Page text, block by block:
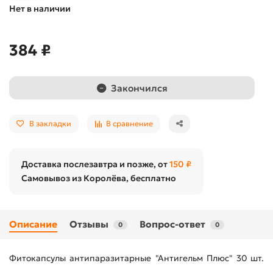
Нет в наличии
384 ₽
Закончился
В закладки В сравнение
Доставка послезавтра и позже, от150 ₽
Самовывоз из Королёва, бесплатно
Описание Отзывы 0 Вопрос-ответ 0
Фитокапсулы антипаразитарные "Антигельм Плюс" 30 шт.